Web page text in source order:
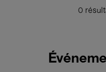
0